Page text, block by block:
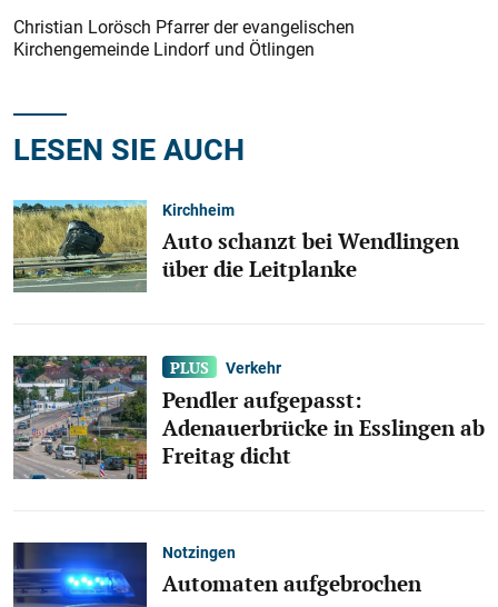
Christian Lorösch Pfarrer der evangelischen
Kirchengemeinde Lindorf und Ötlingen
LESEN SIE AUCH
Kirchheim
Auto schanzt bei Wendlingen
über die Leitplanke
Verkehr
Pendler aufgepasst:
Adenauerbrücke in Esslingen ab
Freitag dicht
Notzingen
Automaten aufgebrochen